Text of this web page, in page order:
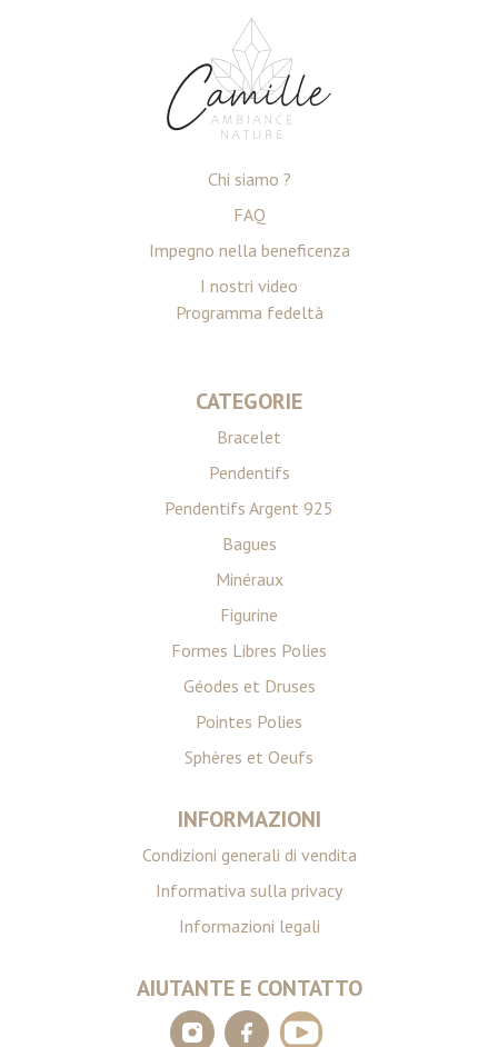
Chi siamo ?
FAQ
Impegno nella beneficenza
I nostri video
Programma fedeltà
CATEGORIE
Bracelet
Pendentifs
Pendentifs Argent 925
Bagues
Minéraux
Figurine
Formes Libres Polies
Géodes et Druses
Pointes Polies
Sphères et Oeufs
INFORMAZIONI
Condizioni generali di vendita
Informativa sulla privacy
Informazioni legali
AIUTANTE E CONTATTO